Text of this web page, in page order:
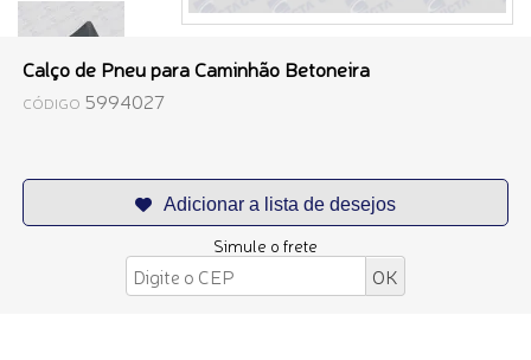
Calço de Pneu para Caminhão Betoneira
CÓDIGO 5994027
Simule o frete